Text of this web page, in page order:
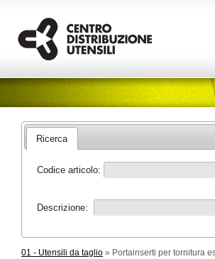
Ricerca
Codice articolo:
Descrizione:
01 - Utensili da taglio » Portainserti per tornitura